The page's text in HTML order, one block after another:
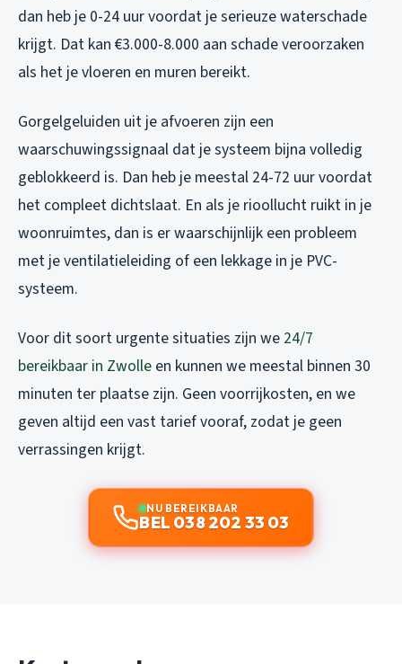
dan heb je 0-24 uur voordat je serieuze waterschade
krijgt. Dat kan €3.000-8.000 aan schade veroorzaken
als het je vloeren en muren bereikt.
Gorgelgeluiden uit je afvoeren zijn een
waarschuwingssignaal dat je systeem bijna volledig
geblokkeerd is. Dan heb je meestal 24-72 uur voordat
het compleet dichtslaat. En als je rioollucht ruikt in je
woonruimtes, dan is er waarschijnlijk een probleem
met je ventilatieleiding of een lekkage in je PVC-
systeem.
Voor dit soort urgente situaties zijn we 24/7
bereikbaar in Zwolle en kunnen we meestal binnen 30
minuten ter plaatse zijn. Geen voorrijkosten, en we
geven altijd een vast tarief vooraf, zodat je geen
verrassingen krijgt.
NU BEREIKBAAR
BEL 038 202 33 03